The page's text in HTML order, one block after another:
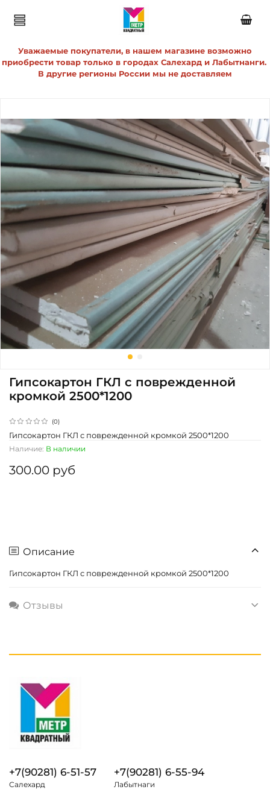
Уважаемые покупатели, в нашем магазине возможно
приобрести товар только в городах Салехард и Лабытнанги.
В другие регионы России мы не доставляем
(0)
Наличие: В наличии
Гипсокартон ГКЛ с поврежденной
кромкой 2500*1200
300.00 руб
Гипсокартон ГКЛ с поврежденной кромкой 2500*1200
Описание
Гипсокартон ГКЛ с поврежденной кромкой 2500*1200
Отзывы
+7(90281) 6-51-57
Салехард
+7(90281) 6-55-94
Лабытнаги